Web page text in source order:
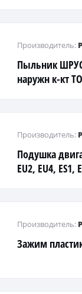
Пыльник
наружн к-кт
Производитель:
Подушка
EU2, EU4, ES1,
Производитель:
Зажим
Производитель: